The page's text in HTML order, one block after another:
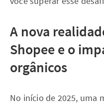
A nova
Shopee e o
orgânicos
No início de 2025, uma